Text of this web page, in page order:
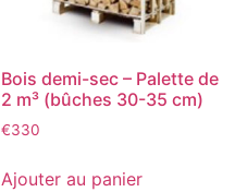
Bois demi-sec – Palette de
2 m³ (bûches 30-35 cm)
€330
Ajouter au panier